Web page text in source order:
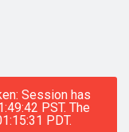
Session has
PST. The
PDT.